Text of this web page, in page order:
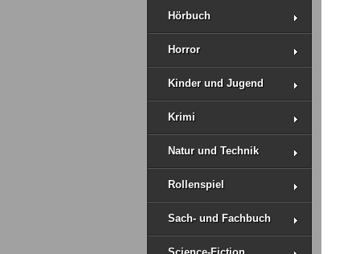
Hörbuch
Horror
Kinder und Jugend
Krimi
Natur und Technik
Rollenspiel
Sach- und Fachbuch